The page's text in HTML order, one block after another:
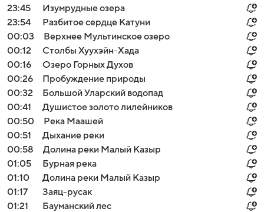
23:45
Изумрудные озера
23:54
Разбитое сердце Катуни
00:03
Верхнее Мультинское озеро
00:12
Столбы Хуухэйн-Хада
00:16
Озеро Горных Духов
00:26
Пробуждение природы
00:32
Большой Уларский водопад
00:41
Душистое золото лилейников
00:50
Река Маашей
00:51
Дыхание реки
00:58
Долина реки Малый Казыр
01:05
Бурная река
01:10
Долина реки Малый Казыр
01:17
Заяц-русак
01:21
Бауманский лес